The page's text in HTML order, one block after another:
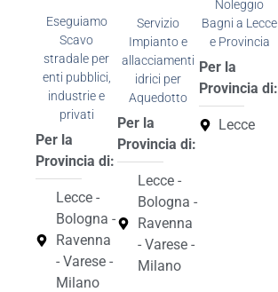
Eseguiamo
Scavo
stradale per
enti pubblici,
industrie e
privati
Per la
Provincia di:
Lecce -
Bologna -
Ravenna
- Varese -
Milano
Servizio
Impianto e
allacciamenti
idrici per
Aquedotto
Per la
Provincia di:
Lecce -
Bologna -
Ravenna
- Varese -
Milano
Noleggio
Bagni a Lecce
e Provincia
Per la
Provincia di:
Lecce